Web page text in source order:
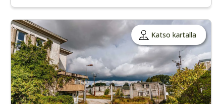
Katso kartalla